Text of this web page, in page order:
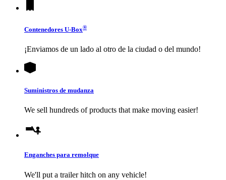
Contenedores U-Box®
¡Enviamos de un lado al otro de la ciudad o del mundo!
Suministros de mudanza
We sell hundreds of products that make moving easier!
Enganches para remolque
We'll put a trailer hitch on any vehicle!